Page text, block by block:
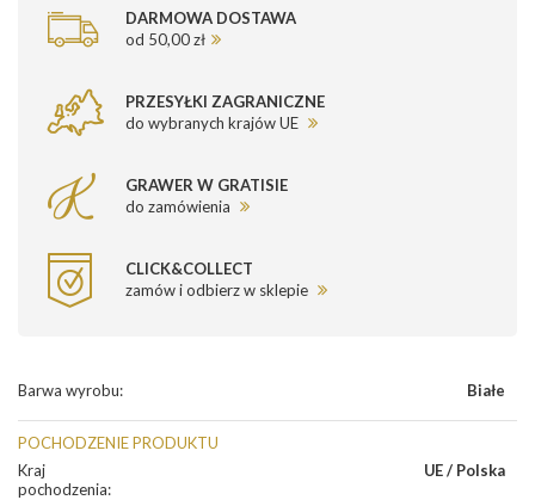
DARMOWA DOSTAWA
od 50,00 zł
PRZESYŁKI ZAGRANICZNE
do wybranych krajów UE
GRAWER W GRATISIE
do zamówienia
CLICK&COLLECT
zamów i odbierz w sklepie
Barwa wyrobu: Białe
POCHODZENIE PRODUKTU
Kraj
pochodzenia:
UE / Polska